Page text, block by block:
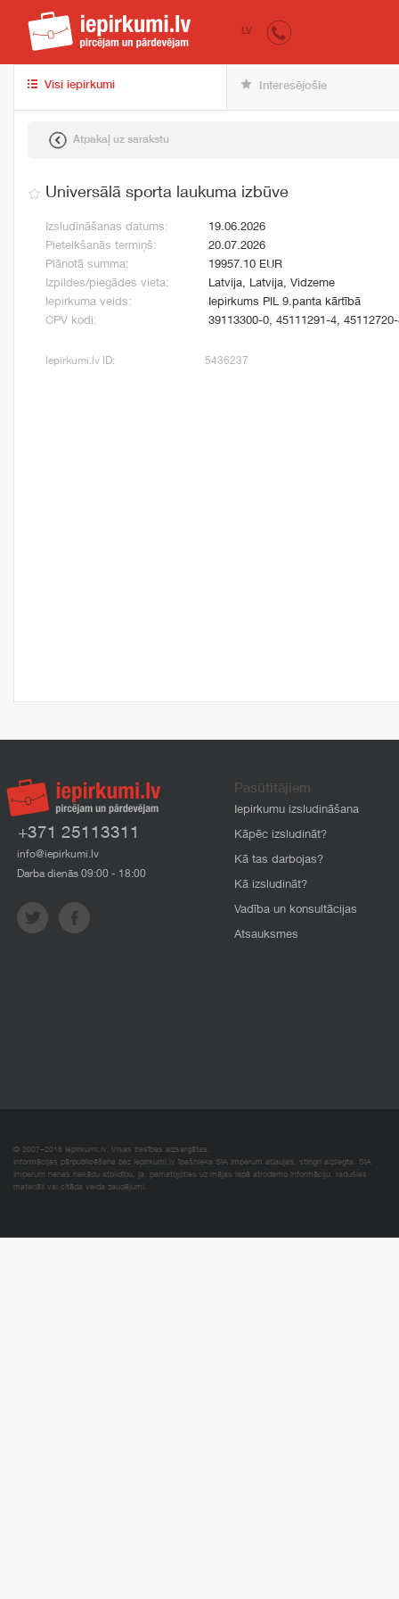
iepirkumi.lv
LV
Visi iepirkumi Interesējošie
Atpakaļ uz sarakstu
Universālā sporta laukuma izbūve
Izsludināšanas datums:
19.06.2026
Pieteikšanās termiņš:
20.07.2026
Plānotā summa:
19957.10 EUR
Izpildes/piegādes vieta:
Latvija, Latvija, Vidzeme
Iepirkuma veids:
Iepirkums PIL 9.panta kārtībā
CPV kodi:
39113300-0, 45111291-4,
Iepirkumi.lv ID: 5436237
+371 25113311
info@iepirkumi.lv
Darba dienās 09:00 - 18:00
Pasūtītājiem
Iepirkumu izsludināšana
Kāpēc izsludināt?
Kā tas darbojas?
Kā izsludināt?
Vadība un konsultācijas
Atsauksmes
© 2007–2018 Iepirkumi.lv. Visas tiesības aizsargātas.
Informācijas pārpublicēšana bez iepirkumi.lv īpašnieka SIA Imperum atļaujas, stingri aizliegta. SIA
Imperum nenes nekādu atbildību, ja, pamatojoties uz mājas lapā atrodamo informāciju, radušies
materiāli vai citāda veida zaudējumi.